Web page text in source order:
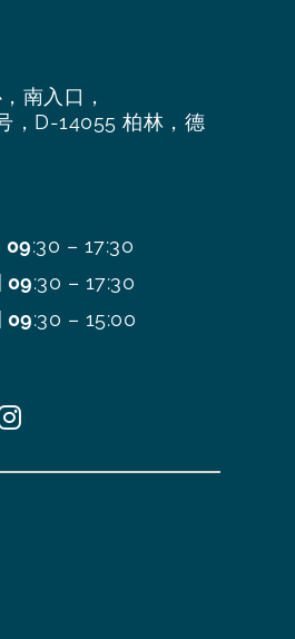
南入口，
，D-14055 柏林，德
09:30 – 17:30
09:30 – 17:30
09:30 – 15:00